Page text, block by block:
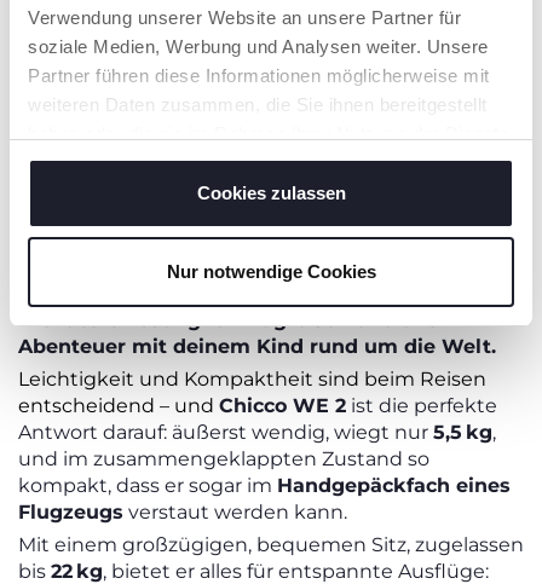
Verwendung unserer Website an unsere Partner für
soziale Medien, Werbung und Analysen weiter. Unsere
Partner führen diese Informationen möglicherweise mit
weiteren Daten zusammen, die Sie ihnen bereitgestellt
gesammelt haben.
Cookies zulassen
Nur notwendige Cookies
CHICCO WE 2
Die ideale Lösung für Flugreisen und alle
Abenteuer mit deinem Kind rund um die Welt.
Leichtigkeit und Kompaktheit sind beim Reisen
entscheidend – und Chicco WE 2 ist die perfekte
Antwort darauf: äußerst wendig, wiegt nur 5,5 kg,
und im zusammengeklappten Zustand so
kompakt, dass er sogar im Handgepäckfach eines
Flugzeugs verstaut werden kann.
Mit einem großzügigen, bequemen Sitz, zugelassen
bis 22 kg, bietet er alles für entspannte Ausflüge: